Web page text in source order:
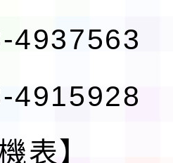
4937563
4915928
表】